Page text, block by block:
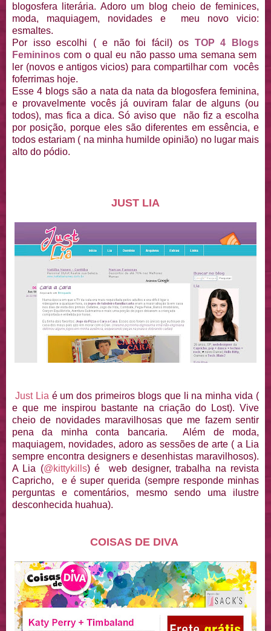
blogosfera literária. Adoro um blog cheio de feminices,
moda, maquiagem, novidades e meu novo vicio:
esmaltes.
Por isso escolhi ( e não foi fácil) os TOP 4 Blogs
Femininos com o qual eu não passo uma semana sem
ler (novos e antigos vicios) para compartilhar com vocês
foferrimas hoje.
Esse 4 blogs são a nata da nata da blogosfera feminina,
e provavelmente vocês já ouviram falar de alguns (ou
todos), mas fica a dica. Só aviso que não fiz a escolha
por posição, porque eles são diferentes em essência, e
todos estariam ( na minha humilde opinião) no lugar mais
alto do pódio.
JUST LIA
Just Lia é um dos primeiros blogs que li na minha vida (
e que me inspirou bastante na criação do Lost). Vive
cheio de novidades maravilhosas que me fazem sentir
pena da minha conta bancaria. Além de moda,
maquiagem, novidades, adoro as sessões de arte ( a Lia
sempre encontra designers e desenhistas maravilhosos).
A Lia (@kittykills) é web designer, trabalha na revista
Capricho, e é super querida (sempre responde minhas
perguntas e comentários, mesmo sendo uma ilustre
desconhecida huahua).
COISAS DE DIVA